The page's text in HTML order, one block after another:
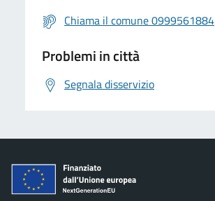
Chiama il comune 0999561884
Problemi in città
Segnala disservizio